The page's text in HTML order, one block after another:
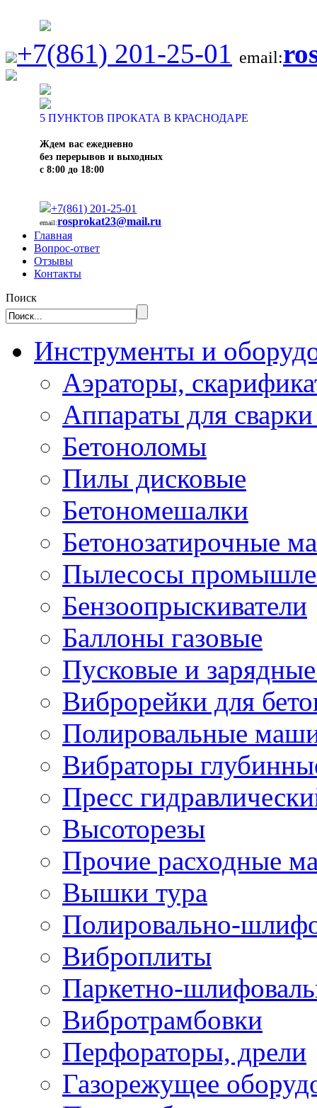
+7(861) 201-25-01 email:
5 ПУНКТОВ ПРОКАТА В КРАСНОДАРЕ
Ждем вас ежедневно
без перерывов и выходных
с 8:00 до 18:00
+7(861) 201-25-01
email:rosprokat23@mail.ru
Главная
Вопрос-ответ
Отзывы
Контакты
Поиск
Инструменты и
Аэраторы,
Аппараты для
Бетоноломы
Пилы дисковые
Бетономешалки
Бетонозатирочные
Пылесосы
Бензоопрыскиватели
Баллоны газовые
Пусковые и
Виброрейки для
Полировальные
Вибраторы
Пресс
Высоторезы
Прочие расходные
Вышки тура
Полировально-
Виброплиты
Паркетно-
Вибротрамбовки
Перфораторы, дрели
Газорежущее